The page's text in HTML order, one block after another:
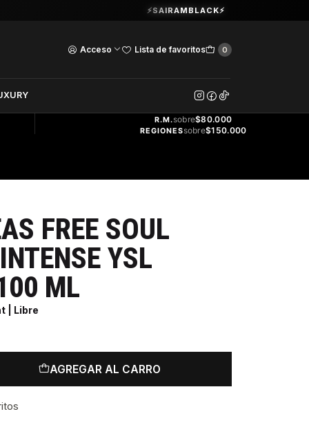
Acceso Lista de favoritos 0
Guardia Vieja 202. Oficina 102.Ver Horarios
⚡SAIRAMBLACK⚡
GRATIS
R.M.sobre$80.000
REGIONESsobre$150.000
FREE SOUL
YSL
ML
| Libre
AGREGAR AL CARRO